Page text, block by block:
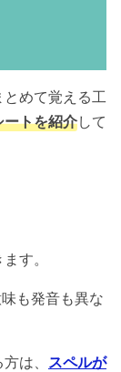
めて覚える工
トを紹介して
す。
も発音も異な
は、 スペルが